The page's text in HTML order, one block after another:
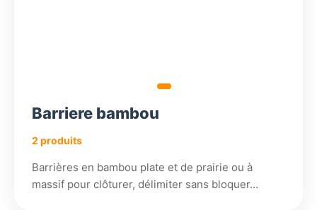
Barriere bambou
2 produits
Barrières en bambou plate et de prairie ou à
massif pour clôturer, délimiter sans bloquer…